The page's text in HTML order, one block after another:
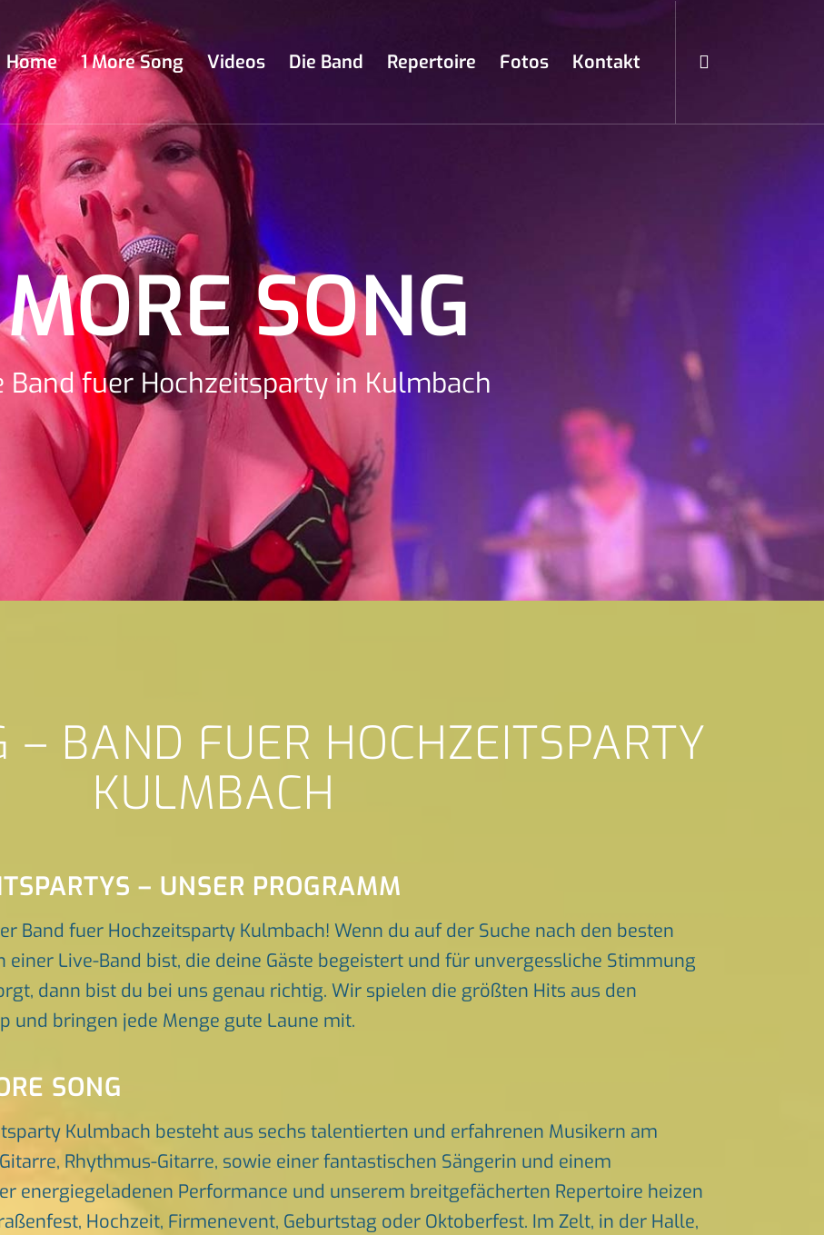
Home 1 More Song Videos Die Band Repertoire Fotos Kontakt
SONG
Band fuer Hochzeitsparty in Kulmbach
– BAND FUER HOCHZEITSPARTY
KULMBACH
– UNSER PROGRAMM
Band fuer Hochzeitsparty Kulmbach! Wenn du auf der Suche nach den besten
Live-Band bist, die deine Gäste begeistert und für unvergessliche Stimmung
dann bist du bei uns genau richtig. Wir spielen die größten Hits aus den
und bringen jede Menge gute Laune mit.
SONG
Kulmbach besteht aus sechs talentierten und erfahrenen Musikern am
Rhythmus-Gitarre, sowie einer fantastischen Sängerin und einem
energiegeladenen Performance und unserem breitgefächerten Repertoire heizen
Hochzeit, Firmenevent, Geburtstag oder Oktoberfest. Im Zelt, in der Halle,